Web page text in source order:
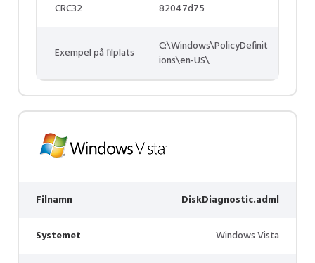
CRC32 82047d75
Exempel på filplats
C:\Windows\PolicyDefinit
ions\en-US\
Filnamn DiskDiagnostic.adml
Systemet Windows Vista